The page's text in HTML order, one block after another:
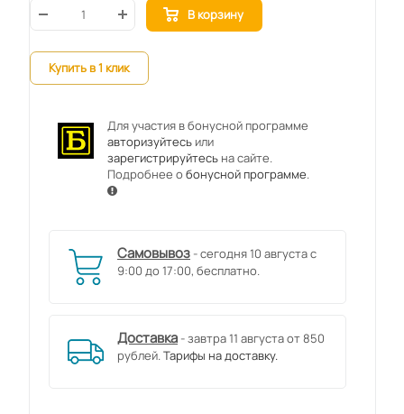
В корзину
Купить в 1 клик
Для участия в бонусной программе
авторизуйтесьили
зарегистрируйтесьна сайте.
Подробнее обонусной программе.
Самовывоз - сегодня 10 августа с
9:00 до 17:00, бесплатно.
Доставка - завтра 11 августа от 850
рублей.Тарифы на доставку.